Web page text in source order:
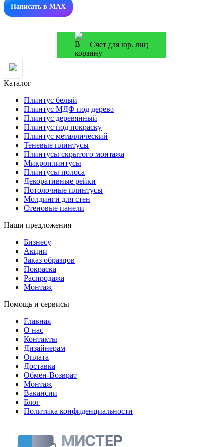
Написать в MAX
Счет для юр. лиц
Каталог
Плинтус белый
Плинтус МДФ под дерево
Плинтус деревянный
Плинтус под покраску
Плинтус металлический
Теневые плинтусы
Плинтусы скрытого монтажа
Микроплинтусы
Плинтусы полоса
Декоративные рейки
Потолочные плинтусы
Молдинги для стен
Стеновые панели
Наши предложения
Бизнесу
Акции
Заказ образцов
Покраска
Распродажа
Монтаж
Помощь и сервисы
Главная
О нас
Контакты
Дизайнерам
Оплата
Доставка
Обмен-Возврат
Монтаж
Вакансии
Блог
Политика конфиденциальности